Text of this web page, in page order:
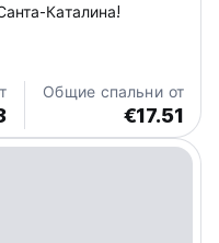
Каталина!
Общие спальни от
€17.51